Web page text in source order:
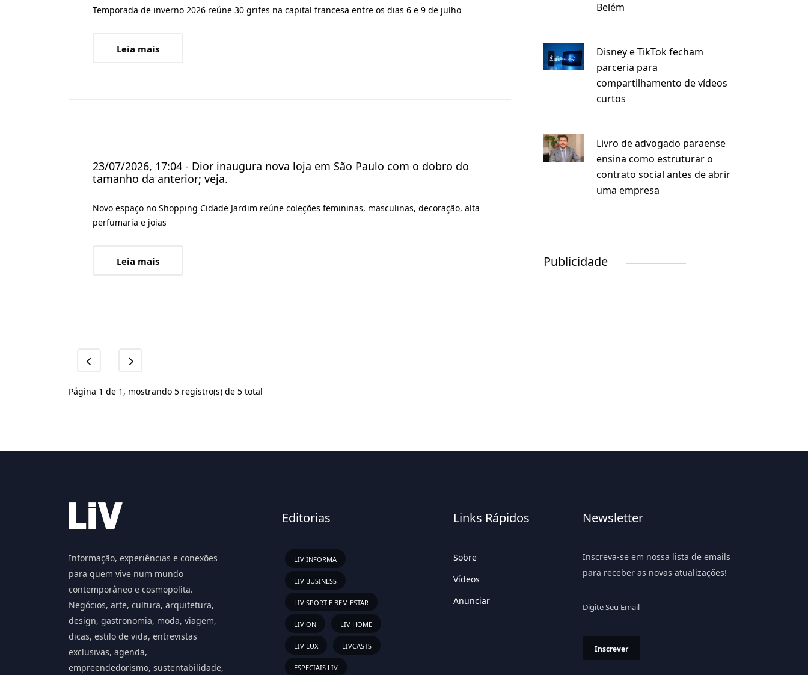
Temporada de inverno 2026 reúne 30 grifes na capital francesa entre os dias 6 e 9 de julho
Leia mais
23/07/2026, 17:04 - Dior inaugura nova loja em São Paulo com o dobro do
tamanho da anterior; veja.
Novo espaço no Shopping Cidade Jardim reúne coleções femininas, masculinas, decoração, alta
perfumaria e joias
Leia mais
Página 1 de 1, mostrando 5 registro(s) de 5 total
Belém
Disney e TikTok fecham
parceria para
compartilhamento de vídeos
curtos
Livro de advogado paraense
ensina como estruturar o
contrato social antes de abrir
uma empresa
Publicidade
Informação, experiências e conexões
para quem vive num mundo
contemporâneo e cosmopolita.
Negócios, arte, cultura, arquitetura,
design, gastronomia, moda, viagem,
dicas, estilo de vida, entrevistas
exclusivas, agenda,
empreendedorismo, sustentabilidade,
Editorias
LIV INFORMA
LIV BUSINESS
LIV SPORT E BEM ESTAR
LIV ON LIV HOME
LIV LUX LIVCASTS
ESPECIAIS LIV
Links Rápidos
Sobre
Vídeos
Anunciar
Newsletter
Inscreva-se em nossa lista de emails
para receber as novas atualizações!
Inscrever